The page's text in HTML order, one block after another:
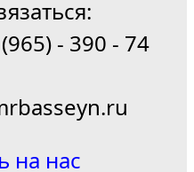
- 390 - 74
на нас